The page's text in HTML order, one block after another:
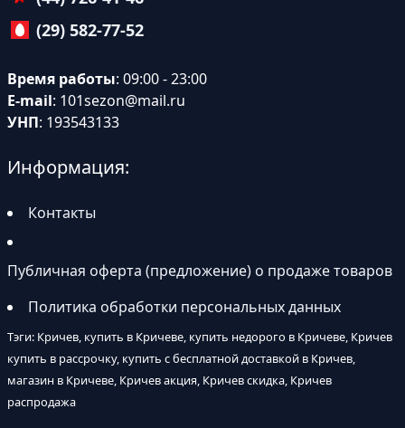
(29) 582-77-52
Время работы: 09:00 - 23:00
E-mail: 101sezon@mail.ru
УНП: 193543133
Информация:
Контакты
Публичная оферта (предложение) о продаже товаров
Политика обработки персональных данных
Тэги: Кричев, купить в Кричеве, купить недорого в Кричеве, Кричев
купить в рассрочку, купить с бесплатной доставкой в Кричев,
магазин в Кричеве, Кричев акция, Кричев скидка, Кричев
распродажа